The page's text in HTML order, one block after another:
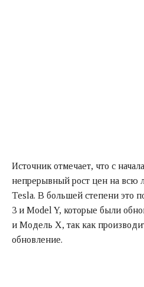
Источник отмечает, что с
непрерывный рост цен на всю
Tesla. В большей степени это
3 и Model Y, которые были
и Модель X, так как
обновление.